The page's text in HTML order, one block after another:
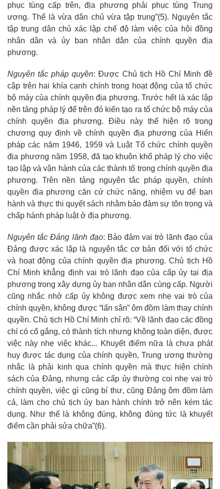
phục tùng cấp trên, địa phương phải phục tùng Trung
ương. Thế là vừa dân chủ vừa tập trung”(5). Nguyên tắc
tập trung dân chủ xác lập chế độ làm việc của hội đồng
nhân dân và ủy ban nhân dân của chính quyền địa
phương.
Nguyên tắc pháp quyền: Được Chủ tịch Hồ Chí Minh đề
cập trên hai khía cạnh chính trong hoạt động của tổ chức
bộ máy của chính quyền địa phương. Trước hết là xác lập
nền tảng pháp lý để trên đó kiến tạo ra tổ chức bộ máy của
chính quyền địa phương. Điều này thể hiện rõ trong
chương quy định về chính quyền địa phương của Hiến
pháp các năm 1946, 1959 và Luật Tổ chức chính quyền
địa phương năm 1958, đã tạo khuôn khổ pháp lý cho việc
tạo lập và vận hành của các thành tố trong chính quyền địa
phương. Trên nền tảng nguyên tắc pháp quyền, chính
quyền địa phương căn cứ chức năng, nhiệm vụ để ban
hành và thực thi quyết sách nhằm bảo đảm sự tôn trọng và
chấp hành pháp luật ở địa phương.
Nguyên tắc Đảng lãnh đạo: Bảo đảm vai trò lãnh đạo của
Đảng được xác lập là nguyên tắc cơ bản đối với tổ chức
và hoạt động của chính quyền địa phương. Chủ tịch Hồ
Chí Minh khẳng định vai trò lãnh đạo của cấp ủy tại địa
phương trong xây dựng ủy ban nhân dân cùng cấp. Người
cũng nhắc nhở cấp ủy không được xem nhẹ vai trò của
chính quyền, không được “lấn sân” ôm đồm làm thay chính
quyền. Chủ tịch Hồ Chí Minh chỉ rõ: “Về lãnh đạo các đồng
chí có cố gắng, có thành tích nhưng không toàn diện, được
việc này nhẹ việc khác... Khuyết điểm nữa là chưa phát
huy được tác dụng của chính quyền, Trung ương thường
nhắc là phải kinh qua chính quyền mà thực hiện chính
sách của Đảng, nhưng các cấp ủy thường coi nhẹ vai trò
chính quyền, việc gì cũng bí thư, cũng Đảng ôm đồm làm
cả, làm cho chủ tịch ủy ban hành chính trở nên kém tác
dụng. Như thế là không đúng, không đúng tức là khuyết
điểm cần phải sửa chữa”(6).